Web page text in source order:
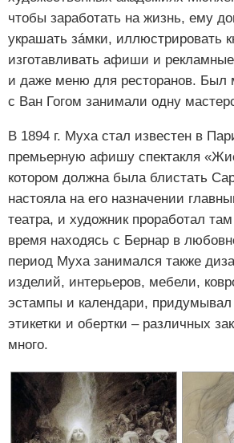
чтобы заработать на жизнь, ему
украшать зáмки, иллюстрировать
изготавливать афиши и
и даже меню для ресторанов. Был
с Ван Гогом занимали одну
В 1894 г. Муха стал известен в
премьерную афишу спектакля
котором должна была блистать
настояла на его назначении
театра, и художник проработал там
время находясь с Бернар в
период Муха занимался также
изделий, интерьеров, мебели,
эстампы и календари, придумывал
этикетки и обертки – различных
много.